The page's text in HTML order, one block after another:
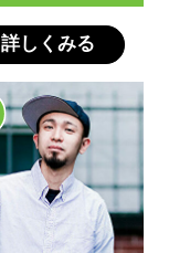
詳しくみる